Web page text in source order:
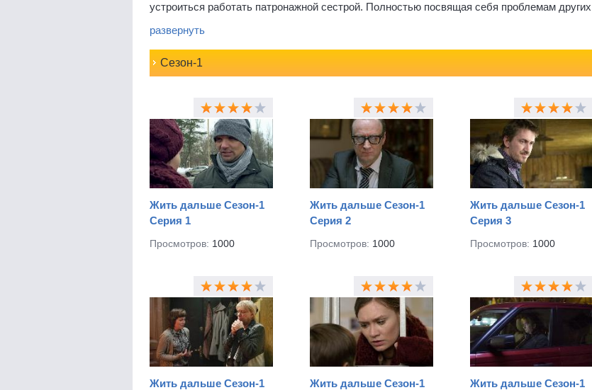
устроиться работать патронажной сестрой. Полностью посвящая себя проблемам других
дел, героиня попадает в удивительные истории. Ей предстоит столкнуться с
непониманием близких; узнать чужие семейные тайны; предотвратить «идеальное»
убийство; вернуть желание жить дальше изуродованной топ-модели; защитить
мошенников и даже побывать в тюремной камере. Не удастся героине сбежать и от
собственных переживаний. Судьба сведёт её с человеком, который принёс ей много
разочарований. Справится ли Верочка со своими трудностями? Найдёт ли, наконец,
настоящее счастье? Смотреть сериал "Жить дальше" можно онлайн на нашем сайте.
развернуть
Сезон-1
Жить дальше Сезон-1
Серия 1
Просмотров: 1000
Жить дальше Сезон-1
Серия 2
Просмотров: 1000
Жить дальше Сезон-1
Серия 3
Просмотров: 1000
Жить дальше Сезон-1
Жить дальше Сезон-1
Жить дальше Сезон-1